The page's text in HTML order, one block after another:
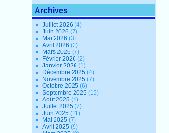
Archives
Juillet 2026(4)
Juin 2026(7)
Mai 2026(3)
Avril 2026(3)
Mars 2026(7)
Février 2026(2)
Janvier 2026(1)
Décembre 2025(4)
Novembre 2025(7)
Octobre 2025(6)
Septembre 2025(15)
Août 2025(4)
Juillet 2025(7)
Juin 2025(11)
Mai 2025(7)
Avril 2025(9)